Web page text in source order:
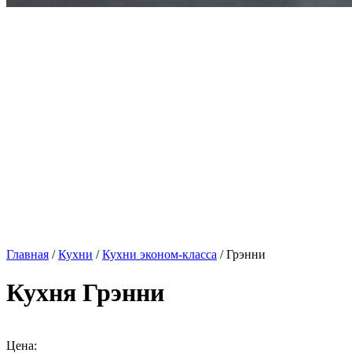
Главная /Кухни /Кухни эконом-класса / Грэнни
Кухня Грэнни
Цена: